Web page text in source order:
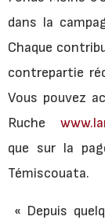
dans la
Chaque
contrepartie
Vous pouvez
Ruche
que sur la
Témiscouata.
« Depuis